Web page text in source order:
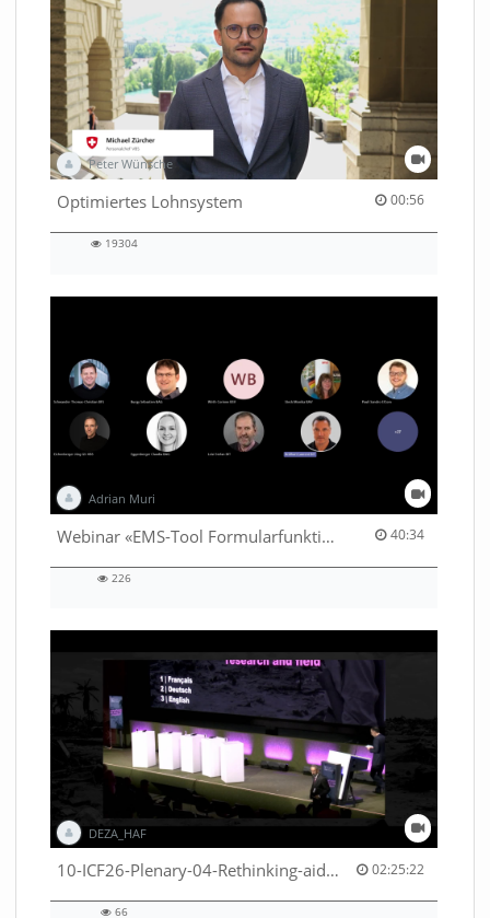
Peter Wünsche
Optimiertes Lohnsystem 00:56
00:56 duration
19304
Adrian Muri
Webinar «EMS-Tool Formularfunktion» 40:34
40:34 duration
226
DEZA_HAF
10-ICF26-Plenary-04-Rethinking-aid-deliveries-for-greater-impact-with-existing-resources-53529531710001791 02:25:22
02:25:22 duration
66